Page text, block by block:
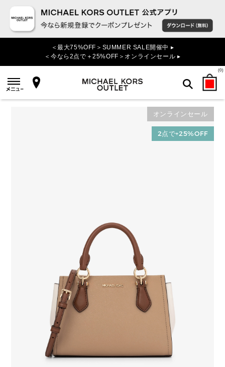
＜最大75%OFF＞SUMMER SALE開催中 ▸
＜今なら2点で＋25%OFF＞オンラインセール ▸
(0)
検索
オンラインセール
2点で+25%OFF